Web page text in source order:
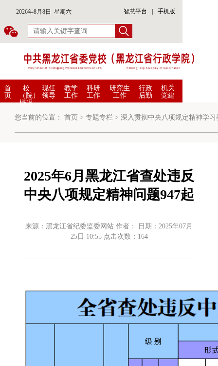
2026年8月8日 星期六 智慧平台 手机版
首
页
校
（院）
概况
现任
领导
教学
工作
科研
工作
研究生
工作
行政
后勤
机关
党建
您当前的位置： 首页 > 专题专栏 > 深入贯彻中央八项规定精神学习
2025年6月黑龙江省查处违反
中央八项规定精神问题947起
来源：黑龙江省纪委监委网站 作者： 日期：2025年07月
25日 10:55 点击次数： 164